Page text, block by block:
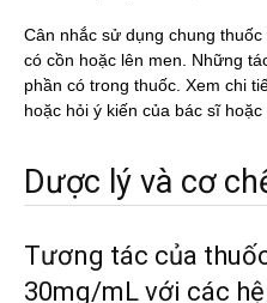
Cân nhắc sử dụng chung
có cồn hoặc lên men. Những
phần có trong thuốc. Xem chi
hoặc hỏi ý kiến của bác sĩ
Dược lý và cơ
Tương tác của
30mg/mL với các